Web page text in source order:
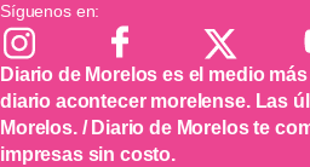
Síguenos en:
Diario de Morelos es el medio
diario acontecer morelense. Las
Morelos. / Diario de Morelos te
impresas sin costo.